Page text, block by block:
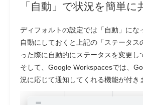
「自動」で状況を簡単に
ディフォルトの設定では「自動」にな
自動にしておくと上記の「ステータス
った際に自動的にステータスを変更し
そして、Google Workspacesでは、
況に応じて通知してくれる機能が付き